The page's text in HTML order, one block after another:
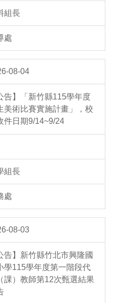
組長
處
08-04
告】「新竹縣115學年度
美術比賽實施計畫」，校
件日期9/14~9/24
組長
處
08-03
告】新竹縣竹北市興隆國
學115學年度第一階段代
課）教師第12次甄選結果